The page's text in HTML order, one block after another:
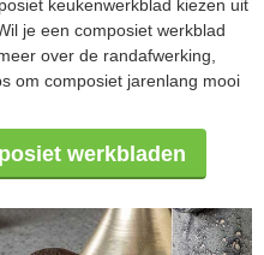
keukenwerkblad kiezen uit
je een composiet werkblad
over de randafwerking,
om composiet jarenlang mooi
werkbladen